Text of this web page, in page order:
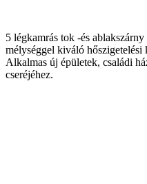
5 légkamrás tok -és
mélységgel kiváló hőszigetelési
Alkalmas új épületek, családi
cseréjéhez.